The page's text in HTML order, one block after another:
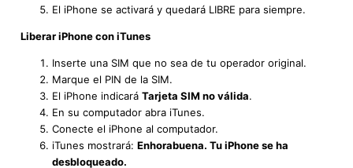
El iPhone se activará y quedará LIBRE para siempre.
Liberar iPhone con iTunes
Inserte una SIM que no sea de tu operador original.
Marque el PIN de la SIM.
El iPhone indicará Tarjeta SIM no válida.
En su computador abra iTunes.
Conecte el iPhone al computador.
iTunes mostrará: Enhorabuena. Tu iPhone se ha
desbloqueado.